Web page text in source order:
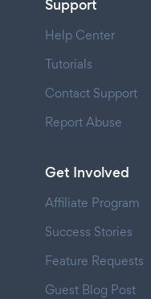
Support
Help Center
Tutorials
Contact Support
Report Abuse
Get Involved
Affiliate Program
Success Stories
Feature Requests
Guest Blog Post